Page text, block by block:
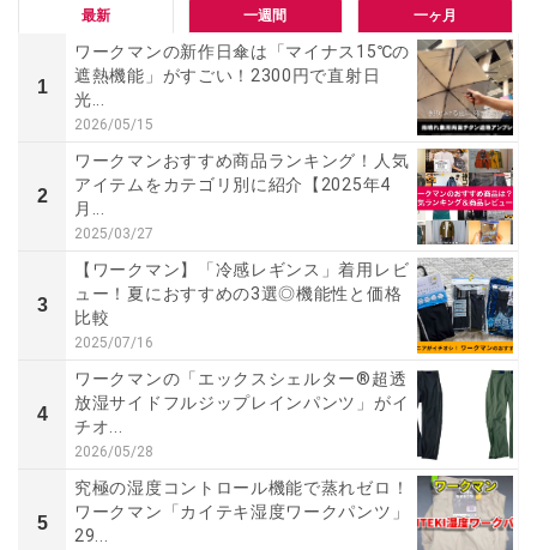
最新 一週間 一ヶ月
1
ワークマンの新作日傘は「マイナス15℃の
遮熱機能」がすごい！2300円で直射日
光...
2026/05/15
2
ワークマンおすすめ商品ランキング！人気
アイテムをカテゴリ別に紹介【2025年4
月...
2025/03/27
3
【ワークマン】「冷感レギンス」着用レビ
ュー！夏におすすめの3選◎機能性と価格
比較
2025/07/16
4
ワークマンの「エックスシェルター®超透
放湿サイドフルジップレインパンツ」がイ
チオ...
2026/05/28
5
究極の湿度コントロール機能で蒸れゼロ！
ワークマン「カイテキ湿度ワークパンツ」
29...